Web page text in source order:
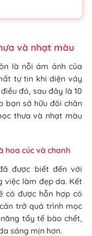
và nhạt màu
là nỗi ám ảnh của
tự tin khi diện váy
đó, sau đây là 10
bạn sở hữu đôi chân
thưa và nhạt màu
hoa cúc và chanh
được biết đến với
việc làm đẹp da. Kết
có được hỗn hợp có
trở quá trình mọc
tẩy tế bào chết,
sáng mịn hơn.